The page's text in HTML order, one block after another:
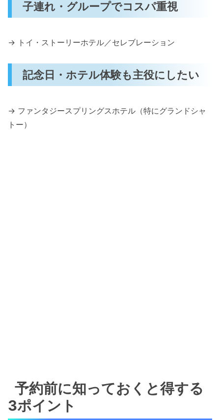
子連れ・グループでコスパ重視
→ トイ・ストーリーホテル／セレブレーション
記念日・ホテル体験も主役にしたい
→ ファンタジースプリングスホテル（特にグランドシャ
トー）
予約前に知っておくと得する
3ポイント